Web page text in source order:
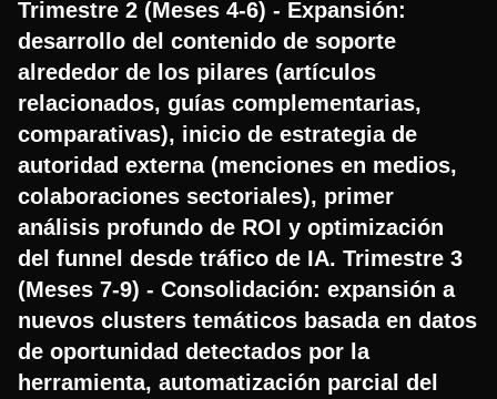
Trimestre 2 (Meses 4-6) - Expansión:
desarrollo del contenido de soporte
alrededor de los pilares (artículos
relacionados, guías complementarias,
comparativas), inicio de estrategia de
autoridad externa (menciones en medios,
colaboraciones sectoriales), primer
análisis profundo de ROI y optimización
del funnel desde tráfico de IA. Trimestre 3
(Meses 7-9) - Consolidación: expansión a
nuevos clusters temáticos basada en datos
de oportunidad detectados por la
herramienta, automatización parcial del